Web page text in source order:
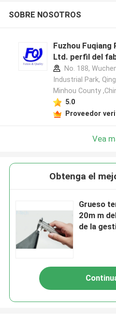
SOBRE NOSOTROS
Fuzhou Fuqiang
Ltd. perfil del
No. 188,
Industrial Park,
Minhou County
5.0
Proveedor
Vea
Obtenga el
Grueso
20m m
de la